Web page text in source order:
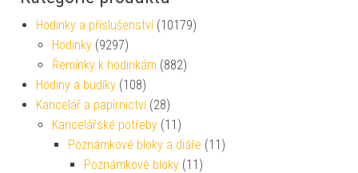
Hodinky a příslušenství (10179)
Hodinky (9297)
Řemínky k hodinkám (882)
Hodiny a budíky (108)
Kancelář a papírnictví (28)
Kancelářské potřeby (11)
Poznámkové bloky a diáře (11)
Poznámkové bloky (11)